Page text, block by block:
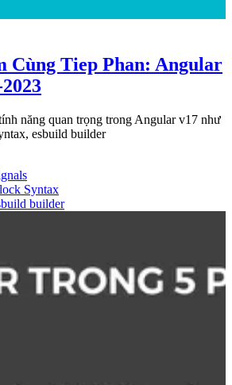
Cùng Tiep Phan: Angular
năng quan trọng trong Angular v17 như
esbuild builder
Syntax
builder